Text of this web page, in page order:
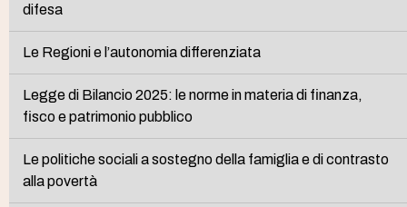
difesa
Le Regioni e l’autonomia differenziata
Legge di Bilancio 2025: le norme in materia di finanza,
fisco e patrimonio pubblico
Le politiche sociali a sostegno della famiglia e di contrasto
alla povertà